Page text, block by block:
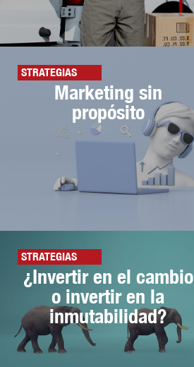
STRATEGIAS
Marketing sin
propósito
STRATEGIAS
¿Invertir en el cambio
o invertir en la
inmutabilidad?